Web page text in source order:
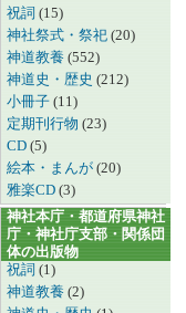
祝詞 (15)
神社祭式・祭祀 (20)
神道教養 (552)
神道史・歴史 (212)
小冊子 (11)
定期刊行物 (23)
CD (5)
絵本・まんが (20)
雅楽CD (3)
神社本庁・都道府県神社
庁・神社庁支部・関係団
体の出版物
祝詞 (1)
神道教養 (2)